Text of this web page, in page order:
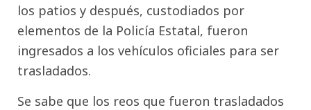
los patios y después, custodiados por
elementos de la Policía Estatal, fueron
ingresados a los vehículos oficiales para ser
trasladados.
Se sabe que los reos que fueron trasladados